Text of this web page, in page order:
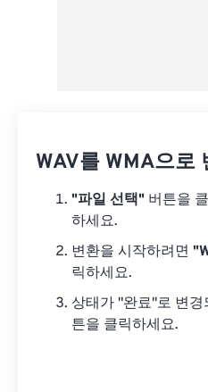
WAV를 WMA으로
"파일 선택" 버튼을
하세요.
변환을 시작하려면
릭하세요.
상태가 "완료"로 변경
튼을 클릭하세요.